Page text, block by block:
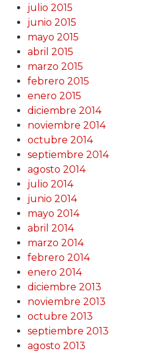
julio 2015
junio 2015
mayo 2015
abril 2015
marzo 2015
febrero 2015
enero 2015
diciembre 2014
noviembre 2014
octubre 2014
septiembre 2014
agosto 2014
julio 2014
junio 2014
mayo 2014
abril 2014
marzo 2014
febrero 2014
enero 2014
diciembre 2013
noviembre 2013
octubre 2013
septiembre 2013
agosto 2013